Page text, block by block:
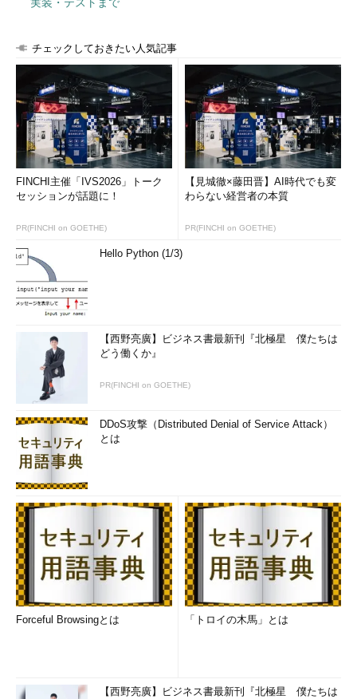
チェックしておきたい人気記事
FINCHI主催「IVS2026」トーク
セッションが話題に！
PR(FINCHI on GOETHE)
【見城徹×藤田晋】AI時代でも変
わらない経営者の本質
PR(FINCHI on GOETHE)
Hello Python (1/3)
【西野亮廣】ビジネス書最新刊『北極星 僕たちは
どう働くか』
PR(FINCHI on GOETHE)
DDoS攻撃（Distributed Denial of Service Attack）
とは
Forceful Browsingとは 「トロイの木馬」とは
【西野亮廣】ビジネス書最新刊『北極星 僕たちは